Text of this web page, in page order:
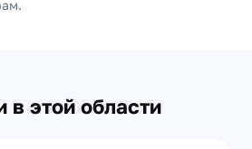
этой области